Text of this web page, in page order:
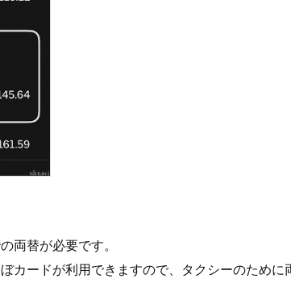
両替が必要です。
カードが利用できますので、タクシーのために